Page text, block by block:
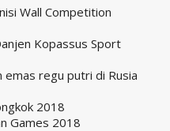
Wall Competition
Kopassus Sport
regu putri di Rusia
2018
Games 2018